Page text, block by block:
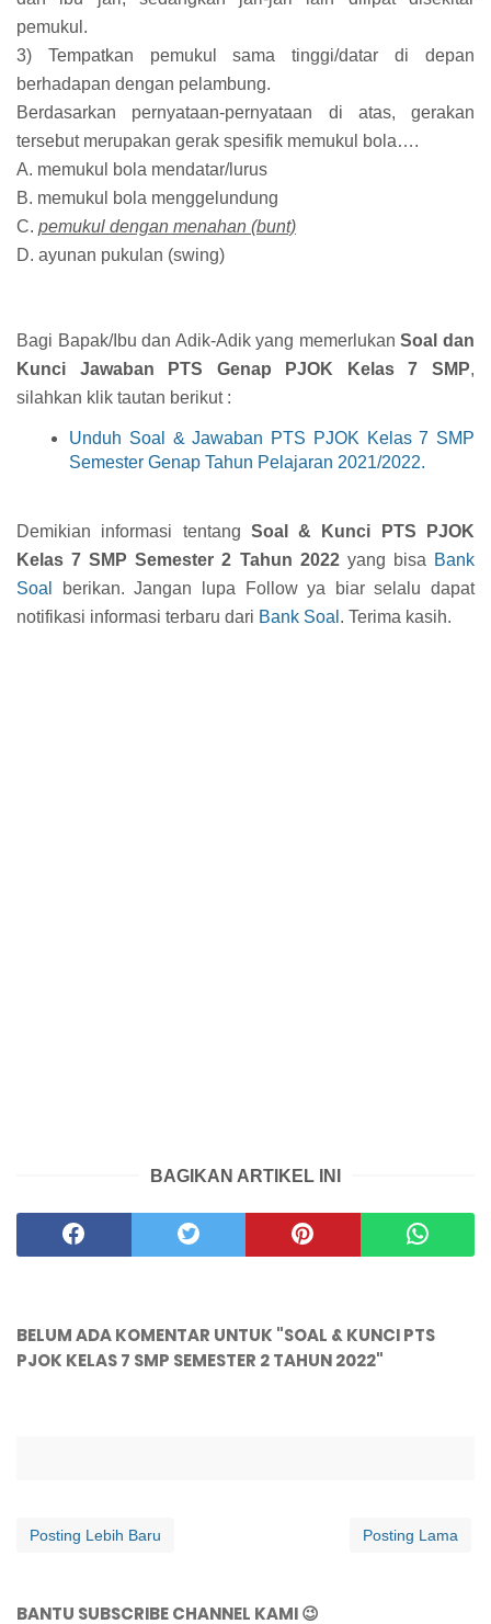
pemukul.
3) Tempatkan pemukul sama tinggi/datar di depan
berhadapan dengan pelambung.
Berdasarkan pernyataan-pernyataan di atas, gerakan
tersebut merupakan gerak spesifik memukul bola….
A. memukul bola mendatar/lurus
B. memukul bola menggelundung
C. pemukul dengan menahan (bunt)
D. ayunan pukulan (swing)
Bagi Bapak/Ibu dan Adik-Adik yang memerlukanSoal dan
Kunci Jawaban PTS Genap PJOK Kelas 7 SMP,
silahkan klik tautan berikut :
Unduh Soal & Jawaban PTS PJOK Kelas 7 SMP
Semester Genap Tahun Pelajaran 2021/2022.
Demikian informasi tentang Soal & Kunci PTS PJOK
Kelas 7 SMP Semester 2 Tahun 2022yang bisa Bank
Soal
berikan. Jangan lupa Follow ya biar selalu dapat
notifikasi informasi terbaru dari Bank Soal . Terima kasih.
BAGIKAN ARTIKEL INI
BELUM ADA KOMENTAR UNTUK "SOAL & KUNCI PTS
PJOK KELAS 7 SMP SEMESTER 2 TAHUN 2022"
Posting Lebih Baru Posting Lama
BANTU SUBSCRIBE CHANNEL KAMI 😉